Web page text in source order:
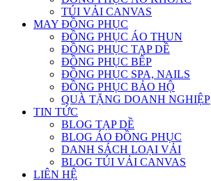
TÚI VẢI CANVAS
MAY ĐỒNG PHỤC
ĐỒNG PHỤC ÁO THUN
ĐỒNG PHỤC TẠP DỀ
ĐỒNG PHỤC BẾP
ĐỒNG PHỤC SPA, NAILS
ĐỒNG PHỤC BẢO HỘ
QUÀ TẶNG DOANH NGHIỆP
TIN TỨC
BLOG TẠP DỀ
BLOG ÁO ĐỒNG PHỤC
DANH SÁCH LOẠI VẢI
BLOG TÚI VẢI CANVAS
LIÊN HỆ